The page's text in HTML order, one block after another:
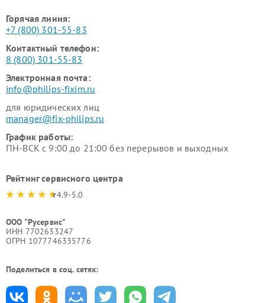
Горячая линия:
+7 (800) 301-55-83
Контактный телефон:
8 (800) 301-55-83
Электронная почта:
info@philips-fixim.ru
для юридических лиц
manager@fix-philips.ru
График работы:
ПН-ВСК с 9:00 до 21:00 без перерывов и выходных
Рейтинг сервисного центра
4.9-5.0
ООО "Русервис"
ИНН 7702633247
ОГРН 1077746335776
Поделиться в соц. сетях: